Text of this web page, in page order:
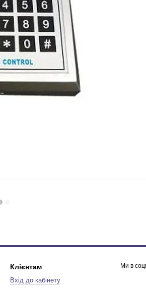
Клієнтам
Вхід до кабінету
Ми в